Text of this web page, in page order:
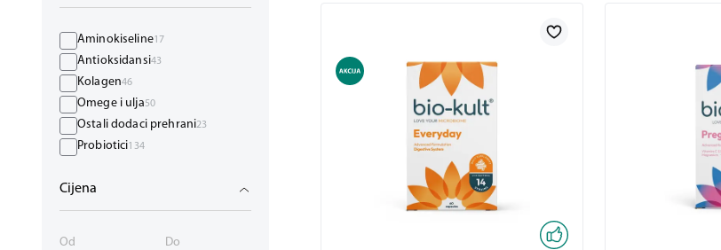
Aminokiseline17
Antioksidansi43
Kolagen46
Omege i ulja50
Ostali dodaci prehrani23
Probiotici134
Cijena
Od Do